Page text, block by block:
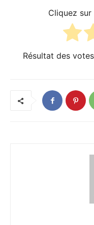
Cliquez
Résultat des votes